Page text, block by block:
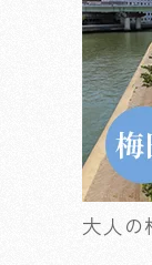
大人の